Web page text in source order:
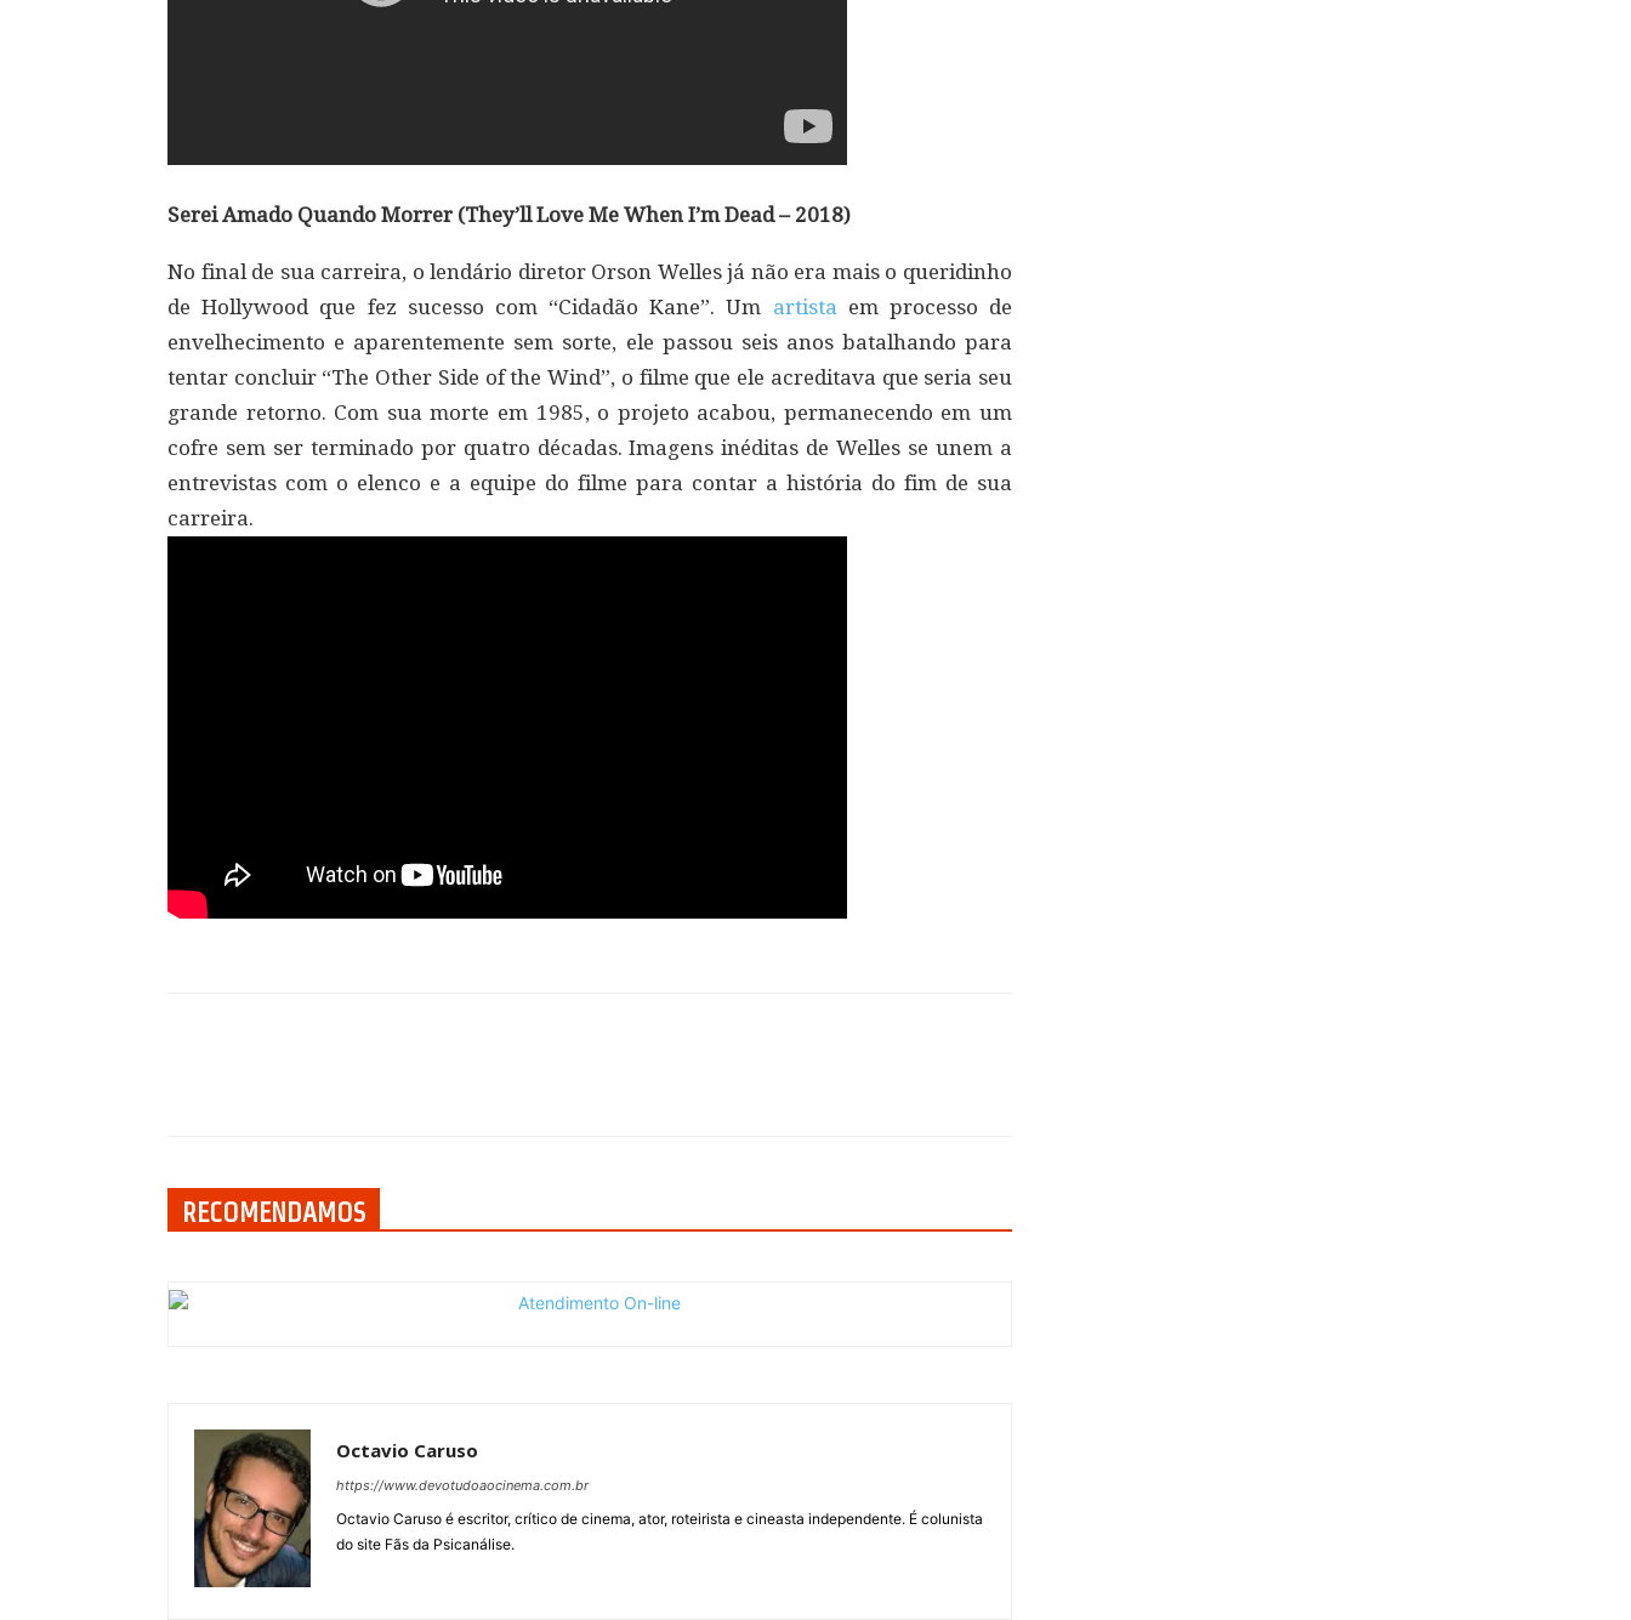
Serei Amado Quando Morrer (They’ll Love Me When I’m Dead – 2018)
No final de sua carreira, o lendário diretor Orson Welles já não era mais o queridinho
de Hollywood que fez sucesso com “Cidadão Kane”. Um artista em processo de
envelhecimento e aparentemente sem sorte, ele passou seis anos batalhando para
tentar concluir “The Other Side of the Wind”, o filme que ele acreditava que seria seu
grande retorno. Com sua morte em 1985, o projeto acabou, permanecendo em um
cofre sem ser terminado por quatro décadas. Imagens inéditas de Welles se unem a
entrevistas com o elenco e a equipe do filme para contar a história do fim de sua
carreira.
RECOMENDAMOS
Octavio Caruso
https://www.devotudoaocinema.com.br
Octavio Caruso é escritor, crítico de cinema, ator, roteirista e cineasta independente. É colunista
do site Fãs da Psicanálise.